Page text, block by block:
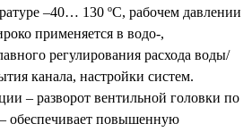
–40… 130 ºС, рабочем давлении
применяется в водо-,
регулирования расхода воды/
канала, настройки систем.
– разворот вентильной головки по
обеспечивает повышенную